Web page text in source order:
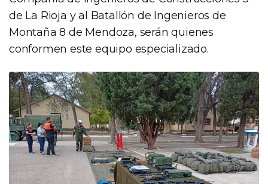
de La Rioja y al Batallón de Ingenieros de
Montaña 8 de Mendoza, serán quienes
conformen este equipo especializado.